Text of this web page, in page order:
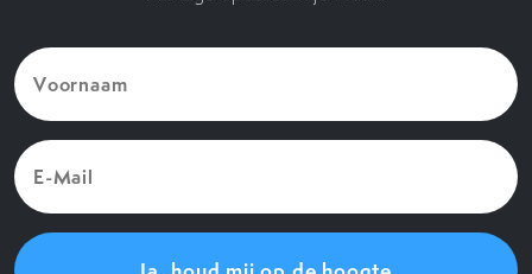
Voornaam
(Vereist)
E-
Mail
(Vereist)